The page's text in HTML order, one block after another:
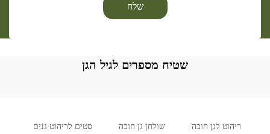
שלח
שטיח מספרים לגיל הגן
ריהוט לגן חובה שולחן גן חובה סטים לריהוט גנים